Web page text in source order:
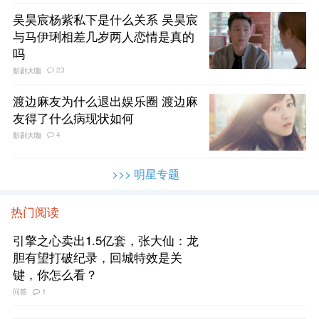
吴昊宸杨紫私下是什么关系 吴昊宸
与马伊琍相差几岁两人恋情是真的
吗
影剧大咖 23
渡边麻友为什么退出娱乐圈 渡边麻
友得了什么病现状如何
影剧大咖 4
>>> 明星专题
热门阅读
引擎之心卖出1.5亿套，张大仙：龙
胆有望打破纪录，回城特效是关
键，你怎么看？
问答 1